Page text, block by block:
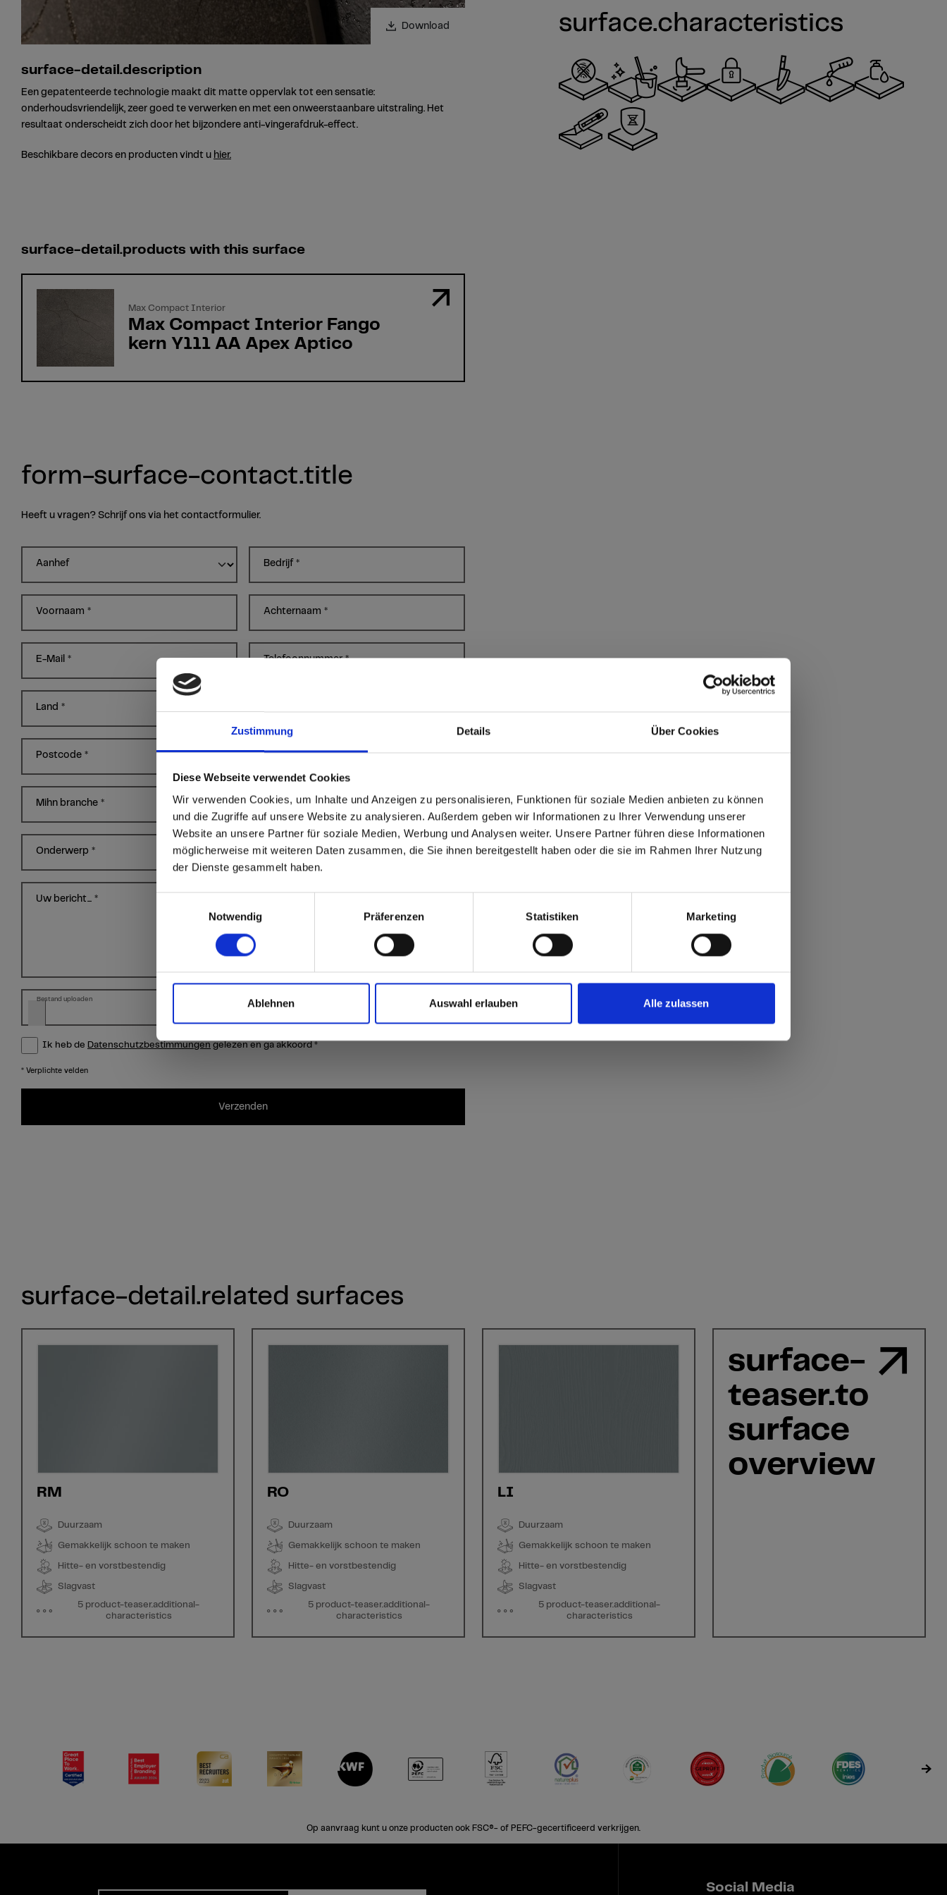
Zustimmung Details Über Cookies
Diese Webseite verwendet Cookies
Wir verwenden Cookies, um Inhalte und Anzeigen zu personalisieren, Funktionen für soziale Medien anbieten zu können
und die Zugriffe auf unsere Website zu analysieren. Außerdem geben wir Informationen zu Ihrer Verwendung unserer
Website an unsere Partner für soziale Medien, Werbung und Analysen weiter. Unsere Partner führen diese Informationen
möglicherweise mit weiteren Daten zusammen, die Sie ihnen bereitgestellt haben oder die sie im Rahmen Ihrer Nutzung
der Dienste gesammelt haben.
Notwendig
Präferenzen Statistiken Marketing
Ablehnen Auswahl erlauben Alle zulassen
sr.modal is not closeable
Are you based in the Verenigde
Staten?
Go to the Fundermax North America website directly from here or discover what Fundermax offers in Europe
and the rest of the world!
Click here to go to the Fundermax North America Website Europe / Rest of the World
Download
surface-detail.description
Een gepatenteerde technologie maakt dit matte oppervlak tot een sensatie:
onderhoudsvriendelijk, zeer goed te verwerken en met een onweerstaanbare uitstraling. Het
resultaat onderscheidt zich door het bijzondere anti-vingerafdruk-effect.
Beschikbare decors en producten vindt u hier.
surface-detail.products with this surface
Max Compact Interior
Max Compact Interior Fango
kern Y111 AA Apex Aptico
form-surface-contact.title
Heeft u vragen? Schrijf ons via het contactformulier.
Aanhef Bedrijf *
Voornaam * Achternaam *
E-Mail * Telefoonnummer*
Land *
Postcode * form.city*
Mihn branche * Ik heb een vraag over... *
Onderwerp *
Uw bericht... *
Bestand uploaden
Ik heb de Datenschutzbestimmungen gelezen en ga akkoord *
* Verplichte velden
Verzenden
surface.characteristics
surface-detail.related surfaces
RM
Duurzaam
Gemakkelijk schoon te maken
Hitte- en vorstbestendig
Slagvast
5 product-teaser.additional-
characteristics
RO
Duurzaam
Gemakkelijk schoon te maken
Hitte- en vorstbestendig
Slagvast
5 product-teaser.additional-
characteristics
LI
Duurzaam
Gemakkelijk schoon te maken
Hitte- en vorstbestendig
Slagvast
5 product-teaser.additional-
characteristics
surface-
teaser.to
surface
overview
Op aanvraag kunt u onze producten ook FSC®- of PEFC-gecertificeerd verkrijgen.
Social Media